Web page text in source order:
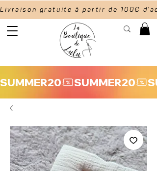
Livraison gratuite à partir de
SUMMER20